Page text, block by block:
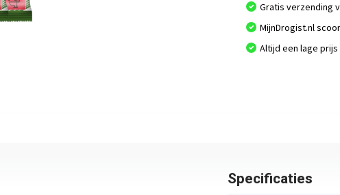
Gratis verzending
MijnDrogist.nl
Altijd een lage prijs
Specificaties